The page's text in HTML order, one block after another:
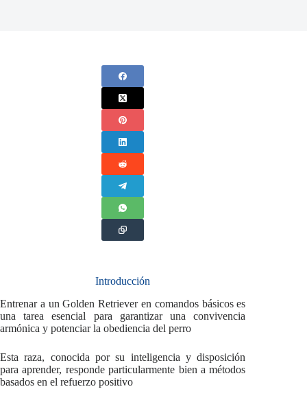
Introducción
Entrenar a un Golden Retriever en comandos básicos es
una tarea esencial para garantizar una convivencia
armónica y potenciar la obediencia del perro
Esta raza, conocida por su inteligencia y disposición
para aprender, responde particularmente bien a métodos
basados en el refuerzo positivo